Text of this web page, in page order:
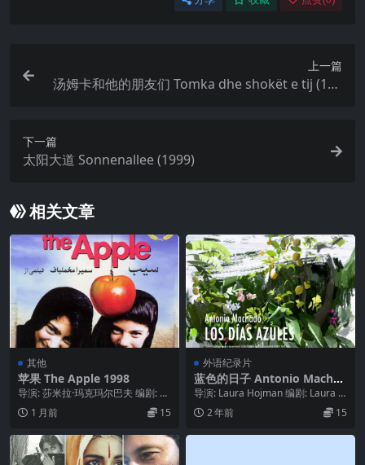
上一篇
汤姆卡和他的朋友们 Tomka dhe shokët e tij (197
下一篇
太阳大道 Sonnenallee (1999)
相关文章
其他
苹果 The Apple 1998
导演: 莎米拉·玛克玛尔巴夫 编剧: 莫
森·马克马尔巴夫 主演: Massoum...
1 月前 15
外语纪录片
蓝色的日子 Antonio Machad
o. Los días azules (2020)
导演: Laura Hojman 编剧: Laura H
ojman 主演: Pe...
2 年前 15